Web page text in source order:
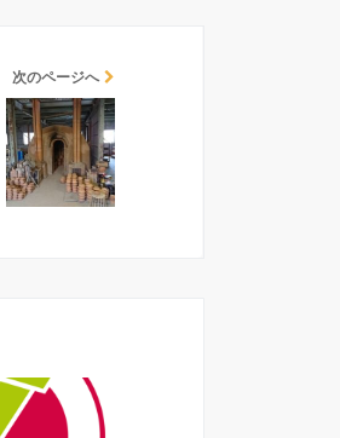
次のページへ